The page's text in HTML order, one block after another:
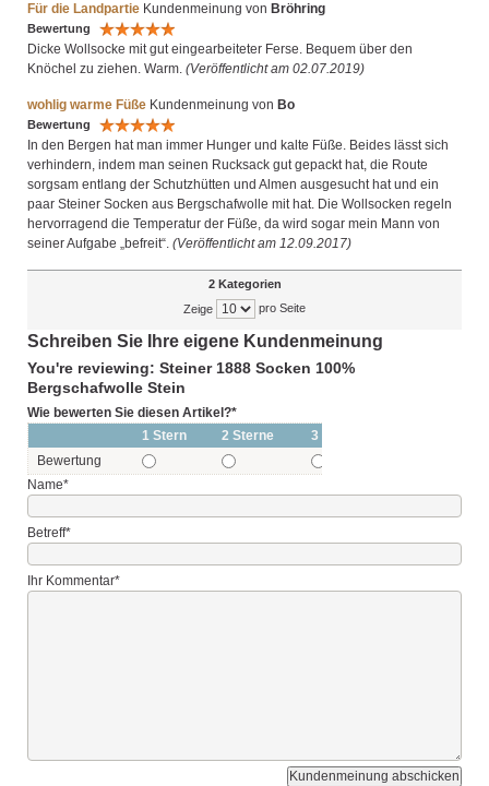
Für die Landpartie Kundenmeinung von Bröhring
Bewertung
Dicke Wollsocke mit gut eingearbeiteter Ferse. Bequem über den
Knöchel zu ziehen. Warm. (Veröffentlicht am 02.07.2019)
wohlig warme Füße Kundenmeinung von Bo
Bewertung
In den Bergen hat man immer Hunger und kalte Füße. Beides lässt sich
verhindern, indem man seinen Rucksack gut gepackt hat, die Route
sorgsam entlang der Schutzhütten und Almen ausgesucht hat und ein
paar Steiner Socken aus Bergschafwolle mit hat. Die Wollsocken regeln
hervorragend die Temperatur der Füße, da wird sogar mein Mann von
seiner Aufgabe „befreit“. (Veröffentlicht am 12.09.2017)
2 Kategorien
Zeige
pro Seite
Schreiben Sie Ihre eigene Kundenmeinung
You're reviewing: Steiner 1888 Socken 100%
Bergschafwolle Stein
Wie bewerten Sie diesen Artikel?*
1 Stern
2 Sterne 3 Sterne
Bewertung
Name*
Betreff*
Ihr Kommentar*
Kundenmeinung abschicken